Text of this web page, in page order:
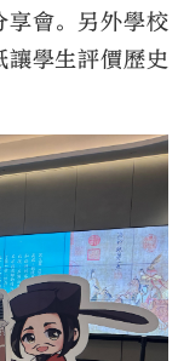
享會。另外學校
讓學生評價歷史